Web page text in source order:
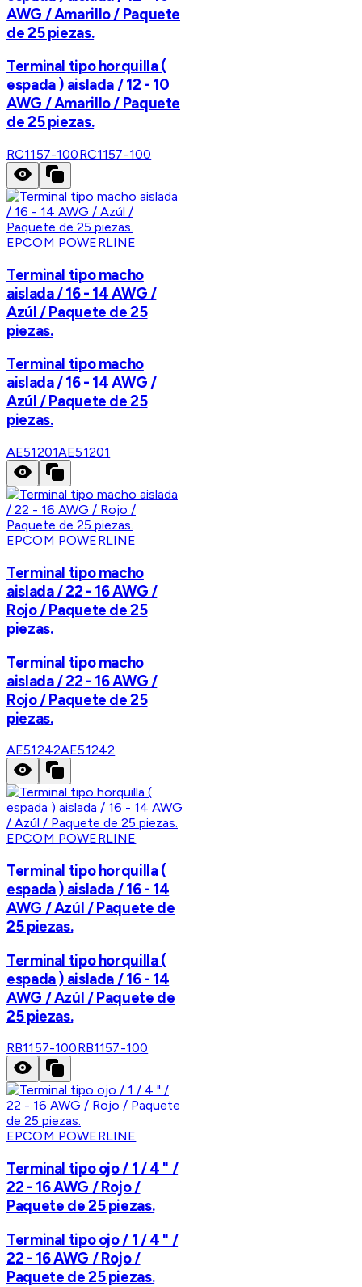
AWG / Amarillo / Paquete
de 25 piezas.
Terminal tipo horquilla (
espada ) aislada / 12 - 10
AWG / Amarillo / Paquete
de 25 piezas.
RC1157-100RC1157-100
EPCOM POWERLINE
Terminal tipo macho
aislada / 16 - 14 AWG /
Azúl / Paquete de 25
piezas.
Terminal tipo macho
aislada / 16 - 14 AWG /
Azúl / Paquete de 25
piezas.
AE51201AE51201
EPCOM POWERLINE
Terminal tipo macho
aislada / 22 - 16 AWG /
Rojo / Paquete de 25
piezas.
Terminal tipo macho
aislada / 22 - 16 AWG /
Rojo / Paquete de 25
piezas.
AE51242AE51242
EPCOM POWERLINE
Terminal tipo horquilla (
espada ) aislada / 16 - 14
AWG / Azúl / Paquete de
25 piezas.
Terminal tipo horquilla (
espada ) aislada / 16 - 14
AWG / Azúl / Paquete de
25 piezas.
RB1157-100RB1157-100
EPCOM POWERLINE
Terminal tipo ojo / 1 / 4 " /
22 - 16 AWG / Rojo /
Paquete de 25 piezas.
Terminal tipo ojo / 1 / 4 " /
22 - 16 AWG / Rojo /
Paquete de 25 piezas.